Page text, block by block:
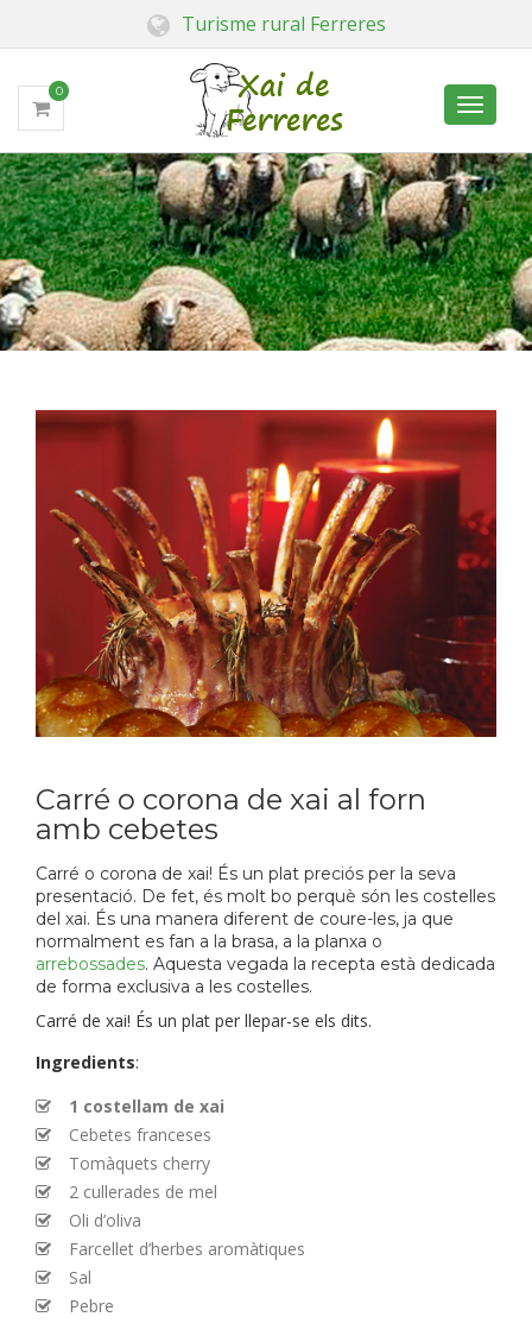
Turisme rural Ferreres
Toggle
0
Carré o corona de xai al forn
amb cebetes
Carré o corona de xai! És un plat preciós per la seva
presentació. De fet, és molt bo perquè són les costelles
del xai. És una manera diferent de coure-les, ja que
normalment es fan a la brasa, a la planxa o
arrebossades. Aquesta vegada la recepta està dedicada
de forma exclusiva a les costelles.
Carré de xai! És un plat per llepar-se els dits.
Ingredients:
1 costellam de xai
Cebetes franceses
Tomàquets cherry
2 cullerades de mel
Oli d’oliva
Farcellet d’herbes aromàtiques
Sal
Pebre